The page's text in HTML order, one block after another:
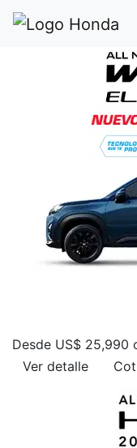
Elige tu
Desde US$ 25,990
Ver detalle